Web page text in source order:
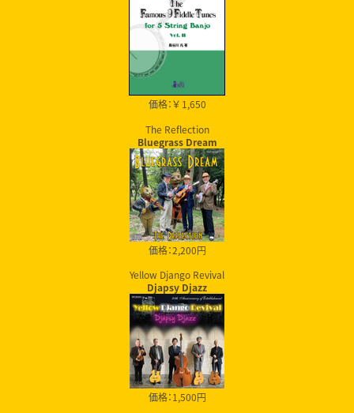
価格：￥ 1,650
The Reflection
Bluegrass Dream
価格：2,200円
Yellow Django Revival
Djapsy Djazz
価格：1,500円